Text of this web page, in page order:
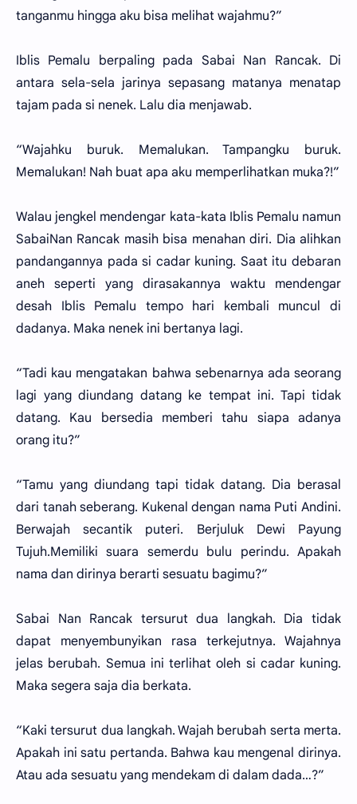
tanganmu hingga aku bisa melihat wajahmu?”
Iblis Pemalu berpaling pada Sabai Nan Rancak. Di
antara sela-sela jarinya sepasang matanya menatap
tajam pada si nenek. Lalu dia menjawab.
“Wajahku buruk. Memalukan. Tampangku buruk.
Memalukan! Nah buat apa aku memperlihatkan muka?!”
Walau jengkel mendengar kata-kata Iblis Pemalu namun
SabaiNan Rancak masih bisa menahan diri. Dia alihkan
pandangannya pada si cadar kuning. Saat itu debaran
aneh seperti yang dirasakannya waktu mendengar
desah Iblis Pemalu tempo hari kembali muncul di
dadanya. Maka nenek ini bertanya lagi.
“Tadi kau mengatakan bahwa sebenarnya ada seorang
lagi yang diundang datang ke tempat ini. Tapi tidak
datang. Kau bersedia memberi tahu siapa adanya
orang itu?”
“Tamu yang diundang tapi tidak datang. Dia berasal
dari tanah seberang. Kukenal dengan nama Puti Andini.
Berwajah secantik puteri. Berjuluk Dewi Payung
Tujuh.Memiliki suara semerdu bulu perindu. Apakah
nama dan dirinya berarti sesuatu bagimu?”
Sabai Nan Rancak tersurut dua langkah. Dia tidak
dapat menyembunyikan rasa terkejutnya. Wajahnya
jelas berubah. Semua ini terlihat oleh si cadar kuning.
Maka segera saja dia berkata.
“Kaki tersurut dua langkah. Wajah berubah serta merta.
Apakah ini satu pertanda. Bahwa kau mengenal dirinya.
Atau ada sesuatu yang mendekam di dalam dada…?”